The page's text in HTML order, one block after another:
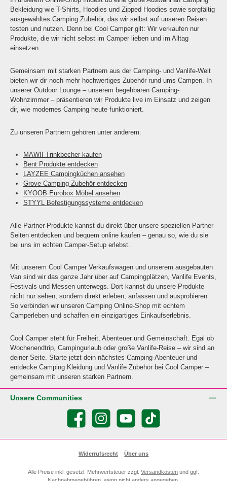
Bekleidung wie T-Shirts, Hoodies und Zipped Hoodies sowie sorgfältig
ausgewähltes Camping Zubehör, das wir selbst auf unseren Reisen
testen und nutzen. Denn bei Cool Camper gilt: Wir verkaufen nur
Produkte, die wir nicht selbst im Camper lieben und im Alltag
einsetzen.
Gemeinsam mit starken Partnern aus der Camping- und Vanlife-Welt
bieten wir dir noch mehr hochwertiges Zubehör rund ums Campen. In
unserer Outdoor Lounge – unserem begehbaren Camping-
Wohnzimmer – präsentieren wir Produkte live im Einsatz und zeigen
dir, wie modernes Camping heute funktioniert.
Zu unseren Partnern gehören unter anderem:
MAWII Trinkbecher kaufen
Bent Produkte entdecken
LAYZEE Campingküchen ansehen
Grove Camping Zubehör entdecken
KYOOB Eurobox Möbel ansehen
STYYL Befestigungssysteme entdecken
Alle Partner-Produkte kannst du direkt über unsere speziellen Partner-
Seiten entdecken und bequem online kaufen – genau so, wie du sie
bei uns im echten Camper-Setup erlebst.
Mit unserem Cool Camper Verkaufswagen und unserem ausgebauten
Van sind wir das ganze Jahr über auf Campingplätzen, Vanlife Events,
Festivals und Messen unterwegs. Dort kannst du unsere Produkte
nicht nur sehen, sondern direkt erleben, anfassen und ausprobieren.
So verbinden wir unseren Camping Online-Shop mit echtem
Camperleben und schaffen ein einzigartiges Einkaufserlebnis.
Cool Camper steht für Freiheit, Abenteuer und Gemeinschaft. Egal ob
Wochenendtrip, Campingurlaub oder große Vanlife-Reise – wir sind an
deiner Seite. Starte jetzt dein nächstes Camping-Abenteuer und
entdecke Camping Kleidung und Vanlife Zubehör bei Cool Camper –
gemeinsam mit unseren starken Partnern.
Unsere Communities
Facebook Instagram YouTube TikTok
Widerrufsrecht Über uns
Alle Preise inkl. gesetzl. Mehrwertsteuer zzgl. Versandkosten und ggf.